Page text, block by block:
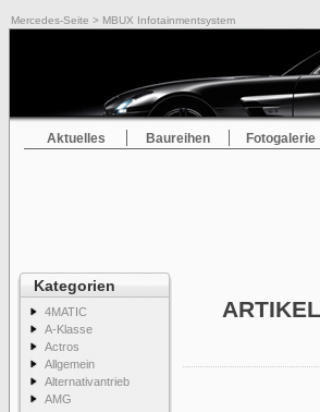
Mercedes-Seite > MBUX Infotainmentsystem
Aktuelles Baureihen Fotogalerie
Kategorien
4MATIC
A-Klasse
Actros
Allgemein
Alternativantrieb
AMG